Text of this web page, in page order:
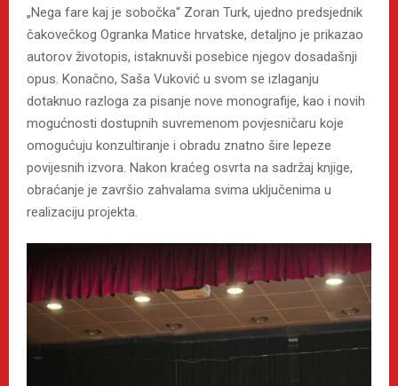
„Nega fare kaj je sobočka“ Zoran Turk, ujedno predsjednik
čakovečkog Ogranka Matice hrvatske, detaljno je prikazao
autorov životopis, istaknuvši posebice njegov dosadašnji
opus. Konačno, Saša Vuković u svom se izlaganju
dotaknuo razloga za pisanje nove monografije, kao i novih
mogućnosti dostupnih suvremenom povjesničaru koje
omogućuju konzultiranje i obradu znatno šire lepeze
povijesnih izvora. Nakon kraćeg osvrta na sadržaj knjige,
obraćanje je završio zahvalama svima uključenima u
realizaciju projekta.